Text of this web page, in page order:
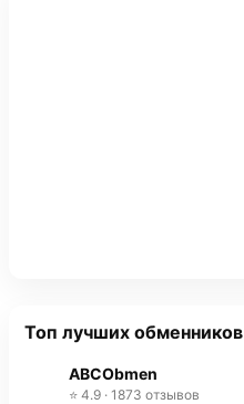
Топ лучших обменников
ABCObmen
⭐ 4.9 · 1873 отзывов